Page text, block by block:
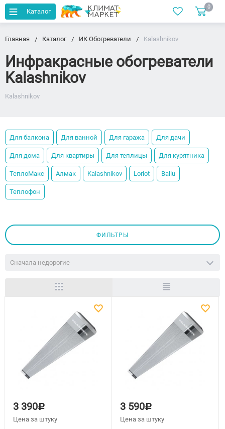
Каталог
0
Главная Каталог ИК Обогреватели Kalashnikov
Инфракрасные обогреватели
Kalashnikov
Kalashnikov
Для балкона Для ванной Для гаража Для дачи
Для дома Для квартиры Для теплицы Для курятника
ТеплоМакс Алмак Kalashnikov Loriot Ballu
Теплофон
ФИЛЬТРЫ
Сначала недорогие
3 390Р
Цена за штуку
3 590Р
Цена за штуку